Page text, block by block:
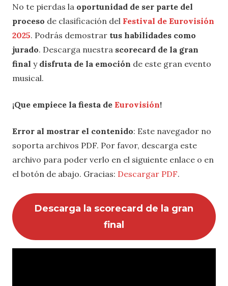
No te pierdas la oportunidad de ser parte del
proceso de clasificación del Festival de Eurovisión
2025. Podrás demostrar tus habilidades como
jurado. Descarga nuestra scorecard de la gran
final y disfruta de la emoción de este gran evento
musical.
¡Que empiece la fiesta de Eurovisión!
Error al mostrar el contenido: Este navegador no
soporta archivos PDF. Por favor, descarga este
archivo para poder verlo en el siguiente enlace o en
el botón de abajo. Gracias: Descargar PDF.
Descarga la scorecard de la gran
final